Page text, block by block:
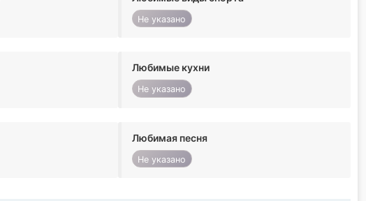
Не указано
Любимые кухни
Не указано
Любимая песня
Не указано